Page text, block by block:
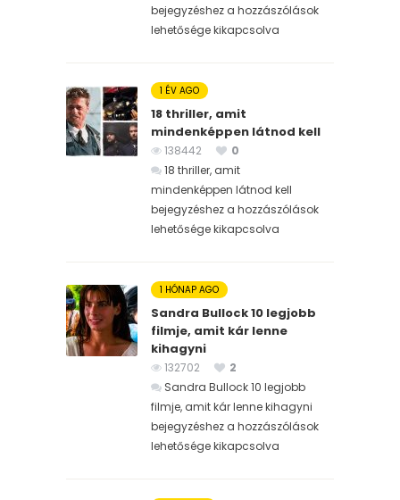
bejegyzéshez a hozzászólások
lehetősége kikapcsolva
1 ÉV AGO
18 thriller, amit
mindenképpen látnod kell
138442
0
18 thriller, amit
mindenképpen látnod kell
bejegyzéshez a hozzászólások
lehetősége kikapcsolva
1 HÓNAP AGO
Sandra Bullock 10 legjobb
filmje, amit kár lenne
kihagyni
132702
2
Sandra Bullock 10 legjobb
filmje, amit kár lenne kihagyni
bejegyzéshez a hozzászólások
lehetősége kikapcsolva